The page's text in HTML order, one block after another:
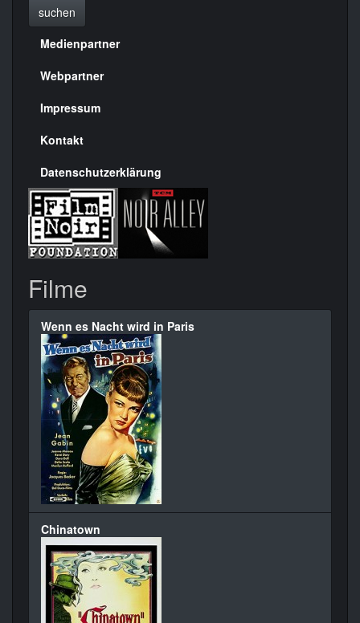
suchen
Menülinks
rechte
Seite
Medienpartner
Webpartner
Impressum
Kontakt
Datenschutzerklärung
Filme
Wenn es Nacht wird in Paris
Chinatown